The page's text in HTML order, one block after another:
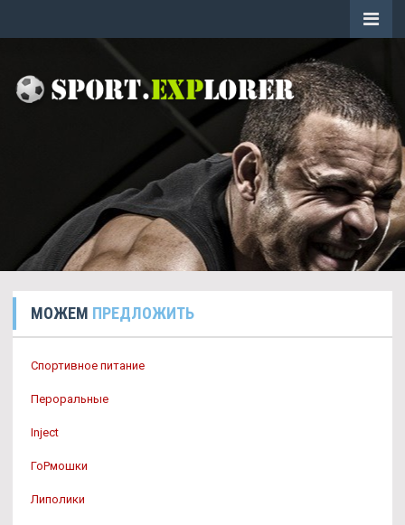
МОЖЕМ ПРЕДЛОЖИТЬ
Спортивное питание
Пероральные
Inject
ГоРмошки
Липолики